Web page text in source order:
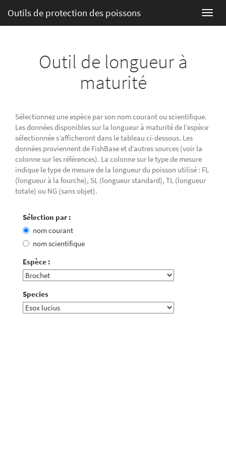
Outils de protection des poissons
Outil de longueur à
maturité